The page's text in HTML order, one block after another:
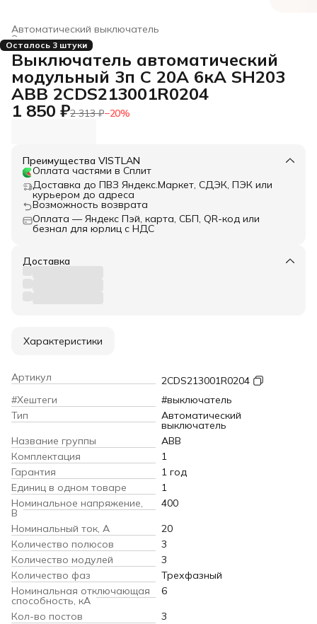
Автоматический выключатель
Электроустановочные изделия
Строительство и ремонт
Главная ›
Осталось 3 штуки
Выключатель автоматический
модульный 3п C 20А 6кА SH203
ABB 2CDS213001R0204
1 850 ₽2 313 ₽−20%
Преимущества VISTLAN
Оплата частями в Сплит
Доставка до ПВЗ Яндекс.Маркет, СДЭК, ПЭК или
курьером до адреса
Возможность возврата
Оплата — Яндекс Пэй, карта, СБП, QR-код или
безнал для юрлиц с НДС
Доставка
Характеристики
Артикул
2CDS213001R0204
#Хештеги
#выключатель
Тип
Автоматический
выключатель
Название группы
ABB
Комплектация
1
Гарантия
1 год
Единиц в одном товаре
1
Номинальное напряжение,
В
400
Номинальный ток, А
20
Количество полюсов
3
Количество модулей
3
Количество фаз
Трехфазный
Номинальная отключающая
способность, кA
6
Кол-во постов
3